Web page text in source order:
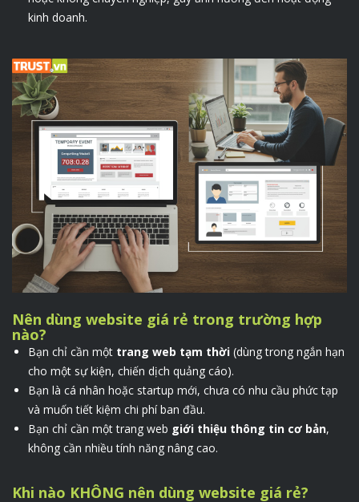
kinh doanh.
Nên dùng website giá rẻ trong trường hợp
nào?
Bạn chỉ cần một trang web tạm thời (dùng trong ngắn hạn
cho một sự kiện, chiến dịch quảng cáo).
Bạn là cá nhân hoặc startup mới, chưa có nhu cầu phức tạp
và muốn tiết kiệm chi phí ban đầu.
Bạn chỉ cần một trang web giới thiệu thông tin cơ bản,
không cần nhiều tính năng nâng cao.
Khi nào KHÔNG nên dùng website giá rẻ?